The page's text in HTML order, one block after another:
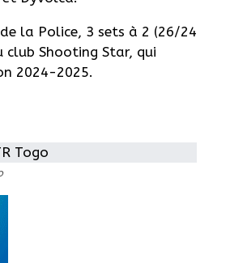
la Police, 3 sets à 2 (26/24
club Shooting Star, qui
2024-2025.